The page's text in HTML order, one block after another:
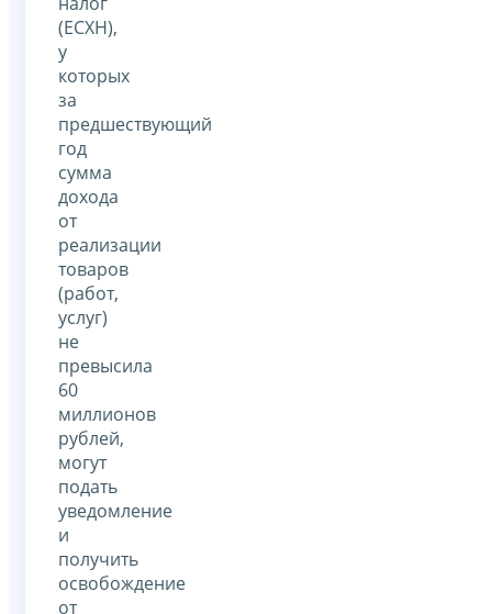
(ЕСХН),
у
которых
за
предшествующий
год
сумма
дохода
от
реализации
товаров
(работ,
услуг)
не
превысила
60
миллионов
рублей,
могут
подать
уведомление
и
получить
освобождение
от